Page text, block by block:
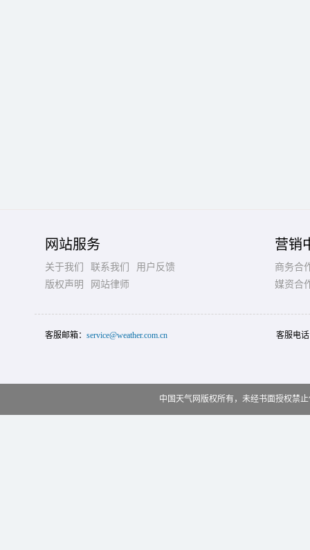
网站服务
关于我们 联系我们
用户反馈
版权声明
网站律师
营销
商务合
媒资合
客服邮箱： service@weather.com.cn 客服电
中国天气网版权所有，未经书面授权